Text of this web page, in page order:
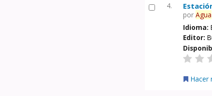
4.
porAgua
Idioma:
Editor:
Hacer